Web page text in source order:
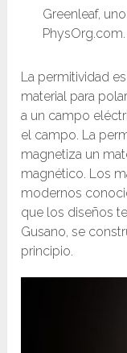
Greenleaf,
PhysOrg.com.
La permitividad
material para
a un campo
el campo. La
magnetiza un
magnético. Los
modernos
que los diseños
Gusano, se
principio.